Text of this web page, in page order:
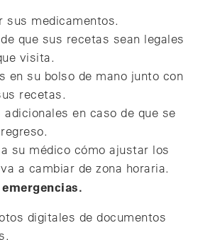
sus medicamentos.
que sus recetas sean legales
visita.
en su bolso de mano junto con
recetas.
adicionales en caso de que se
su médico cómo ajustar los
a cambiar de zona horaria.
digitales de documentos